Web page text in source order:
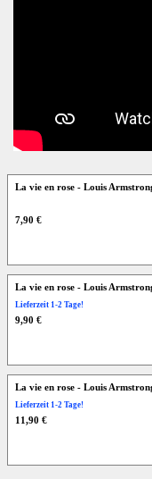
La vie en rose - Louis
7,90 €
La vie en rose - Louis
Lieferzeit 1-2 Tage!
9,90 €
La vie en rose - Louis
Lieferzeit 1-2 Tage!
11,90 €